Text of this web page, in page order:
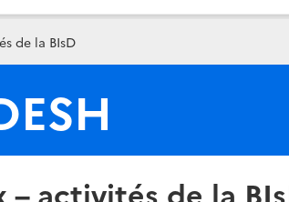
de la BIsD
activités de la